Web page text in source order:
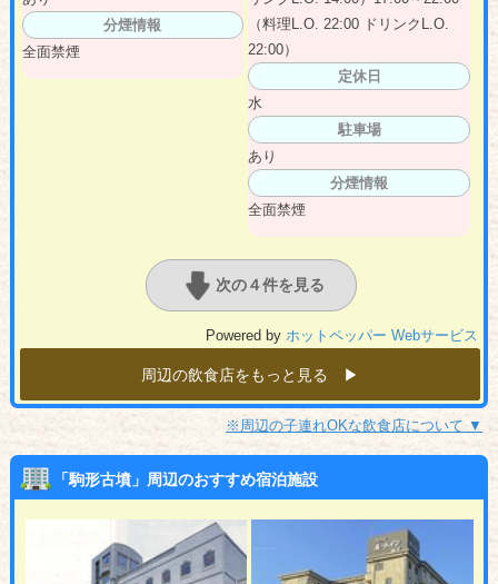
分煙情報
全面禁煙
（料理L.O. 22:00 ドリンクL.O.
22:00）
定休日
水
駐車場
あり
分煙情報
全面禁煙
次の４件を見る
Powered byホットペッパー Webサービス
周辺の飲食店をもっと見る ▶︎
※周辺の子連れOKな飲食店について ▼
「駒形古墳」周辺のおすすめ宿泊施設